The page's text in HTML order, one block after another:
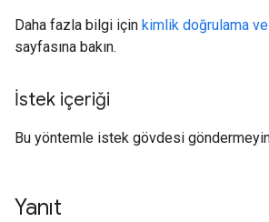
Daha fazla bilgi için kimlik doğrulama
sayfasına bakın.
İstek içeriği
Bu yöntemle istek gövdesi
Yanıt